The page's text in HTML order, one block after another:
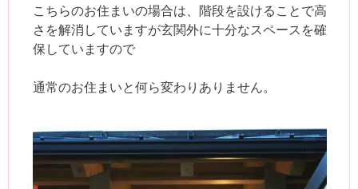
こちらのお住まいの場合は、階段を設けることで高
さを解消していますが玄関外に十分なスペースを確
保していますので
通常のお住まいと何ら変わりありません。